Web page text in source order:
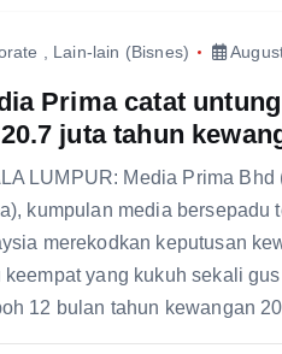
Lain-lain (Bisnes)
Prima catat
juta tahun
LUMPUR: Media Prima Bhd
kumpulan media bersepadu
merekodkan keputusan
keempat yang kukuh sekali
12 bulan tahun kewangan